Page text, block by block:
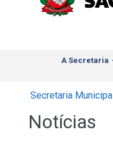
A Secretaria
Secretaria
Notícias